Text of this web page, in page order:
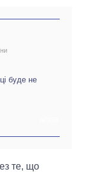
буде не
те, що